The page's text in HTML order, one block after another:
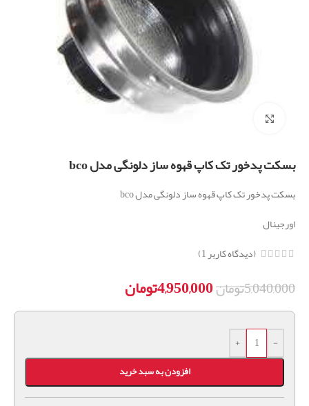
برای بزرگنمایی کلیک کنید
بسکت پدخور تک کاپ قهوه ساز دلونگی مدل bco
بسکت پدخور تک کاپ قهوه ساز دلونگی مدل bco
اورجینال
(دیدگاه کاربر1
)
5,040,000تومان4,950,000تومان
-
+
افزودن به سبد خرید